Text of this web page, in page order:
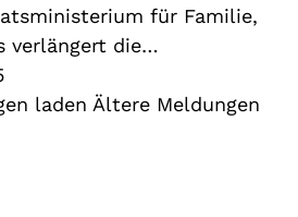
für Familie,
verlängert die…
laden Ältere Meldungen